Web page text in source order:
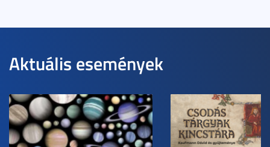
Aktuális események